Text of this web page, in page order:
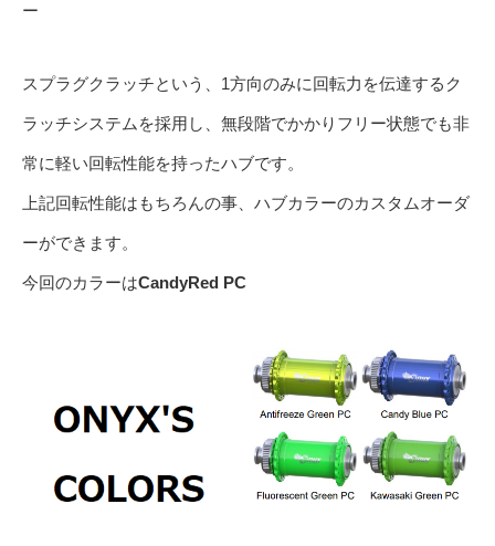
ー
スプラグクラッチという、1方向のみに回転力を伝達するク
ラッチシステムを採用し、無段階でかかりフリー状態でも非
常に軽い回転性能を持ったハブです。
上記回転性能はもちろんの事、ハブカラーのカスタムオーダ
ーができます。
今回のカラーはCandyRed PC